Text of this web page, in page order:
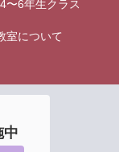
〜6年生クラス
室について
中